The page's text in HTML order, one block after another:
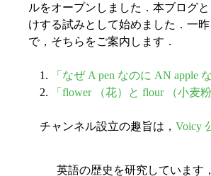
ルをオープンしました．本ブログ
けする試みとして始めました．一
で，そちらをご案内します．
1.
「なぜ A pen なのに AN apple
2.
「flower （花）と flour （小麦
チャンネル設立の趣旨は， Voicy
英語の歴史を研究しています